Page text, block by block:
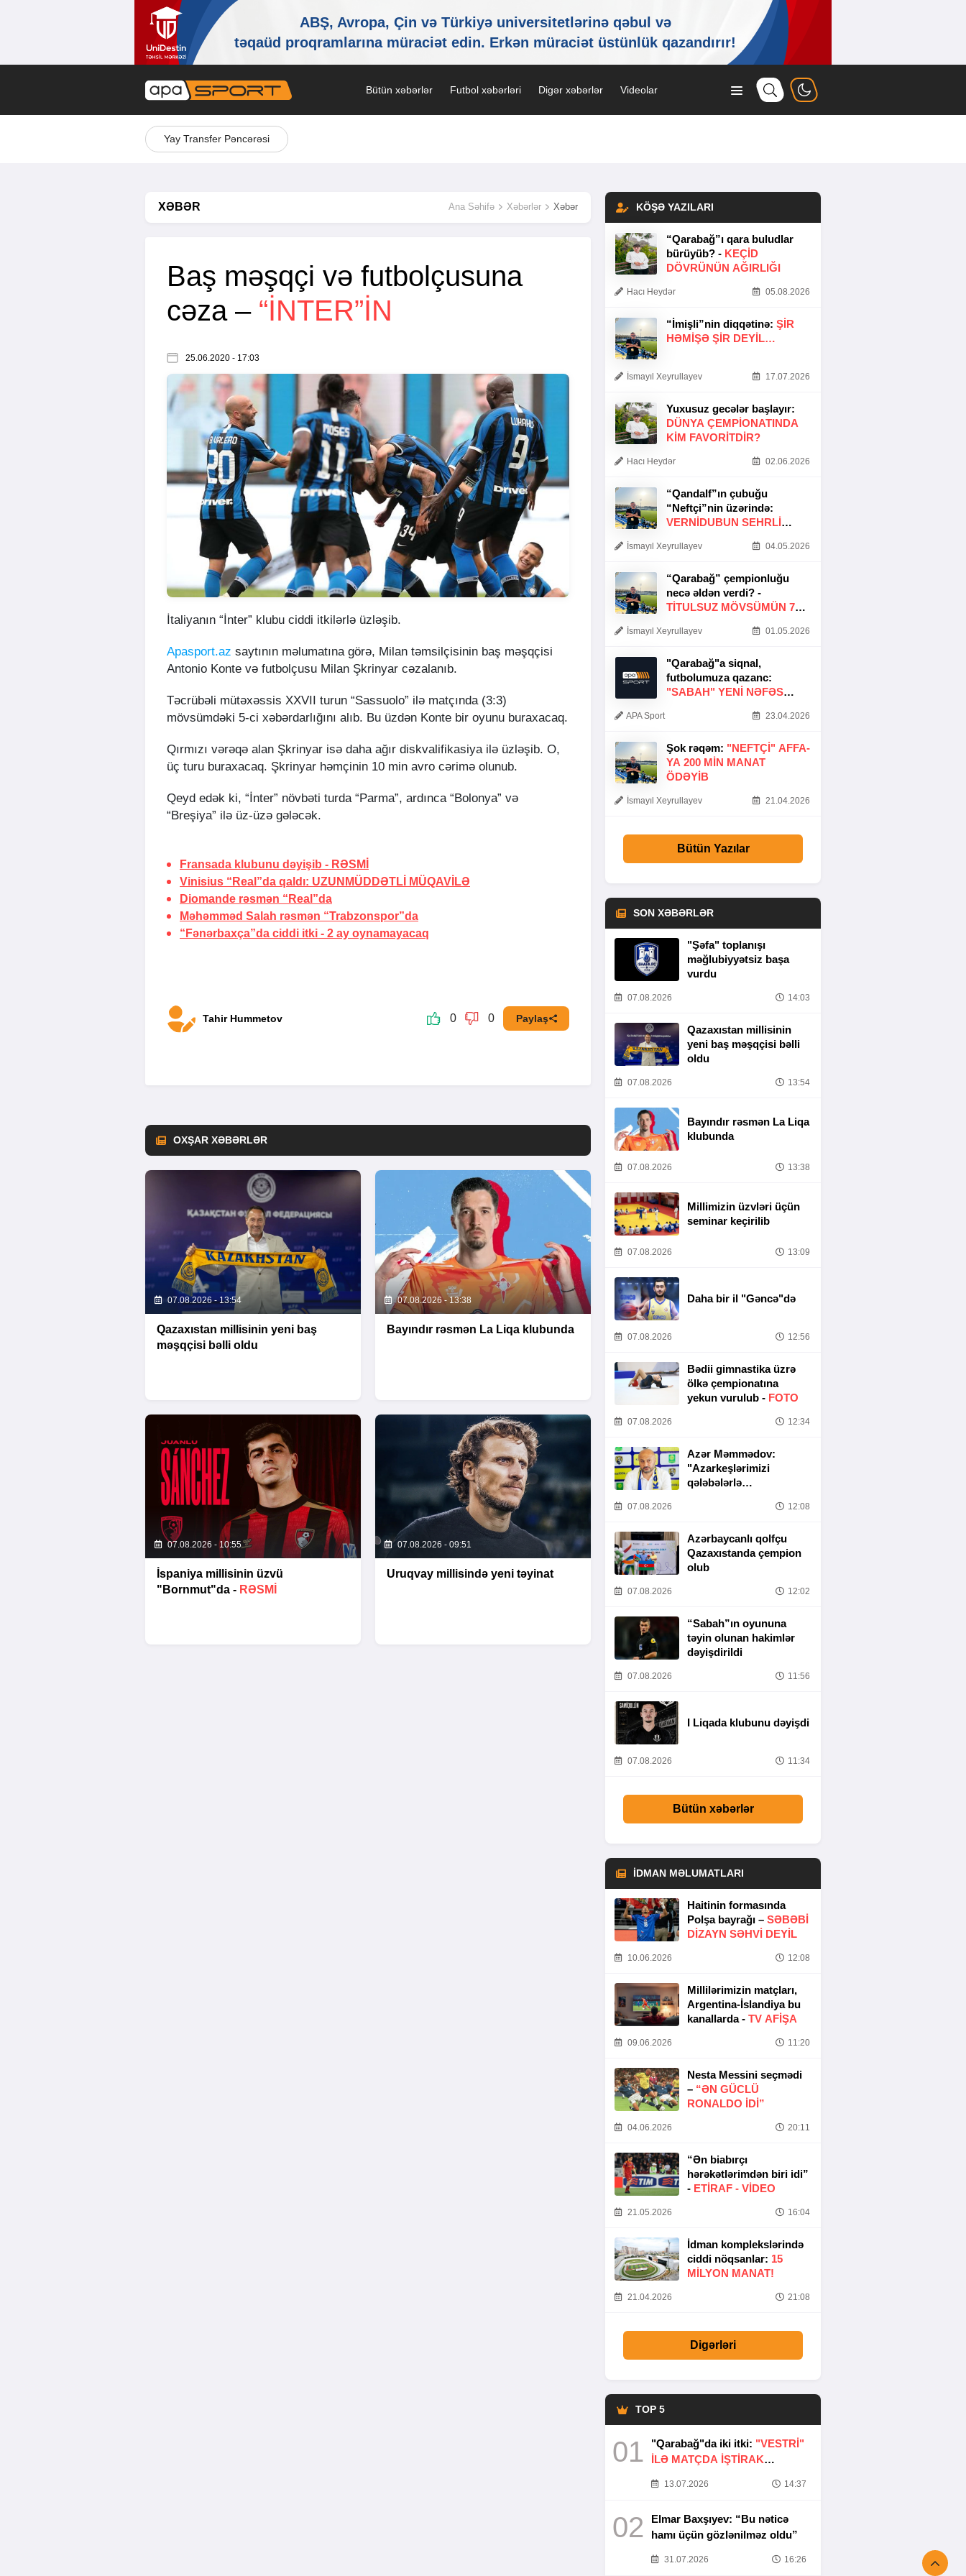
Bütün xəbərlər Futbol xəbərləri Digər xəbərlər Videolar
Yay Transfer Pəncərəsi
XƏBƏR Ana Səhifə Xəbərlər Xəbər
Baş məşqçi və futbolçusuna
cəza – “İNTER”IN
25.06.2020 - 17:03
İtaliyanın “İnter” klubu ciddi itkilərlə üzləşib.
Apasport.az saytının məlumatına görə, Milan təmsilçisinin baş məşqçisi
Antonio Konte və futbolçusu Milan Şkrinyar cəzalanıb.
Təcrübəli mütəxəssis XXVII turun “Sassuolo” ilə matçında (3:3)
mövsümdəki 5-ci xəbərdarlığını alıb. Bu üzdən Konte bir oyunu buraxacaq.
Qırmızı vərəqə alan Şkrinyar isə daha ağır diskvalifikasiya ilə üzləşib. O,
üç turu buraxacaq. Şkrinyar həmçinin 10 min avro cərimə olunub.
Qeyd edək ki, “İnter” növbəti turda “Parma”, ardınca “Bolonya” və
“Breşiya” ilə üz-üzə gələcək.
Fransada klubunu dəyişib - RƏSMİ
Vinisius “Real”da qaldı: UZUNMÜDDƏTLİ MÜQAVİLƏ
Diomande rəsmən “Real”da
Məhəmməd Salah rəsmən “Trabzonspor”da
“Fənərbaxça”da ciddi itki - 2 ay oynamayacaq
Tahir Hummetov 0 0 Paylaş
OXŞAR XƏBƏRLƏR
07.08.2026 - 13:54
Qazaxıstan millisinin yeni baş
məşqçisi bəlli oldu
07.08.2026 - 13:38
Bayındır rəsmən La Liqa klubunda
07.08.2026 - 10:55
İspaniya millisinin üzvü
"Bornmut"da - RƏSMİ
07.08.2026 - 09:51
Uruqvay millisində yeni təyinat
KÖŞƏ YAZILARI
“Qarabağ”ı qara buludlar
bürüyüb? - KEÇID
DÖVRÜNÜN AĞIRLIĞI
Hacı Heydər 05.08.2026
“İmişli”nin diqqətinə: ŞIR
HƏMIŞƏ ŞIR DEYIL…
İsmayıl Xeyrullayev 17.07.2026
Yuxusuz gecələr başlayır:
DÜNYA ÇEMPIONATINDA
KIM FAVORITDIR?
Hacı Heydər 02.06.2026
“Qandalf”ın çubuğu
“Neftçi”nin üzərində:
VERNİDUBUN SEHRLİ
İsmayıl Xeyrullayev 04.05.2026
“Qarabağ” çempionluğu
necə əldən verdi? -
TITULSUZ MÖVSÜMÜN 7
İsmayıl Xeyrullayev 01.05.2026
"Qarabağ"a siqnal,
futbolumuza qazanc:
"SABAH" YENI NƏFƏS
APA Sport 23.04.2026
Şok rəqəm: "NEFTÇI" AFFA-
YA 200 MIN MANAT
ÖDƏYIB
İsmayıl Xeyrullayev 21.04.2026
Bütün Yazılar
SON XƏBƏRLƏR
"Şəfa" toplanışı
məğlubiyyətsiz başa
vurdu
07.08.2026 14:03
Qazaxıstan millisinin
yeni baş məşqçisi bəlli
oldu
07.08.2026 13:54
Bayındır rəsmən La Liqa
klubunda
07.08.2026 13:38
Millimizin üzvləri üçün
seminar keçirilib
07.08.2026 13:09
Daha bir il "Gəncə"də
07.08.2026 12:56
Bədii gimnastika üzrə
ölkə çempionatına
yekun vurulub - FOTO
07.08.2026 12:34
Azər Məmmədov:
"Azarkeşlərimizi
qələbələrlə
07.08.2026 12:08
Azərbaycanlı qolfçu
Qazaxıstanda çempion
olub
07.08.2026 12:02
“Sabah”ın oyununa
təyin olunan hakimlər
dəyişdirildi
07.08.2026 11:56
I Liqada klubunu dəyişdi
07.08.2026 11:34
Bütün xəbərlər
İDMAN MƏLUMATLARI
Haitinin formasında
Polşa bayrağı – SƏBƏBI
DIZAYN SƏHVI DEYIL
10.06.2026 12:08
Millilərimizin matçları,
Argentina-İslandiya bu
kanallarda - TV AFİŞA
09.06.2026 11:20
Nesta Messini seçmədi
– “ƏN GÜCLÜ
RONALDO IDI”
04.06.2026 20:11
“Ən biabırçı
hərəkətlərimdən biri idi”
- ETIRAF - VİDEO
21.05.2026 16:04
İdman komplekslərində
ciddi nöqsanlar: 15
MILYON MANAT!
21.04.2026 21:08
Digərləri
TOP 5
01 "Qarabağ"da iki itki: "VESTRİ"
İLƏ MATÇDA İŞTİRAK
13.07.2026 14:37
02
Elmar Baxşıyev: “Bu nəticə
hamı üçün gözlənilməz oldu”
31.07.2026 16:26